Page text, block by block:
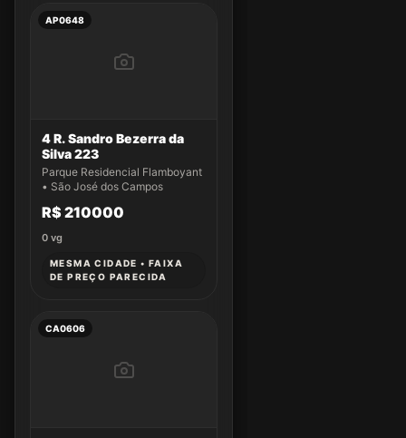
AP0648
4 R. Sandro Bezerra da
Silva 223
Parque Residencial Flamboyant
• São José dos Campos
R$ 210000
0 vg
MESMA CIDADE • FAIXA
DE PREÇO PARECIDA
CA0606